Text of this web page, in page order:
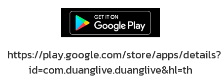
https://play.google.com/store/apps/details?
id=com.duanglive.duanglive&hl=th